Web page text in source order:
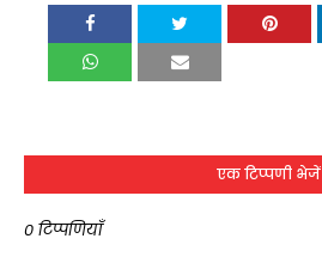
एक टिप्पणी भेजें
0 टिप्पणियाँ